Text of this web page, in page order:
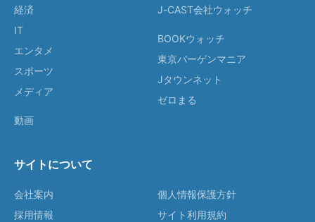
経済
IT
エンタメ
スポーツ
メディア
動画
J-CAST会社ウォッチ
BOOKウォッチ
東京バーゲンマニア
Jタウンネット
ゼロまる
サイトについて
会社案内
採用情報
個人情報保護方針
サイト利用規約